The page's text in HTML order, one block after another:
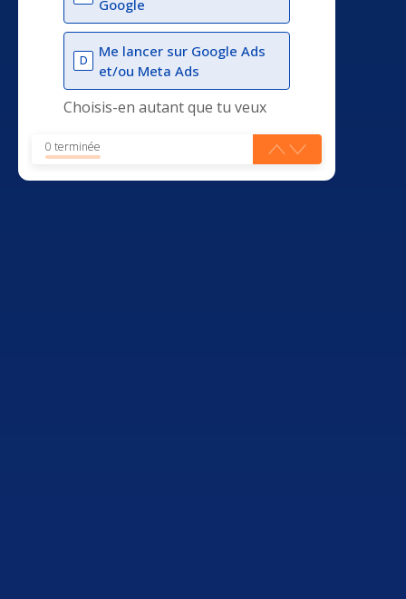
Google
D
Me lancer sur Google Ads
et/ou Meta Ads
Choisis-en autant que tu veux
0 terminée